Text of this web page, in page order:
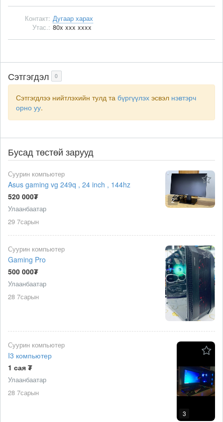
Контакт: Дугаар харах
Утас.: 80x xxx xxxx
Сэтгэгдэл 0
Сэтгэгдлээ нийтлэхийн тулд та бүргүүлэх эсвэл нэвтэрч
орно уу.
Бусад төстөй зарууд
2
Суурин компьютер
Asus gaming vg 249q , 24 inch , 144hz
520 000₮
Улаанбаатар
29 7сарын
Суурин компьютер
Gaming Pro
500 000₮
Улаанбаатар
28 7сарын
3
Суурин компьютер
I3 компьютер
1 сая ₮
Улаанбаатар
28 7сарын